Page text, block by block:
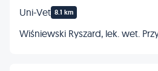
Uni-Vet 8.1 km